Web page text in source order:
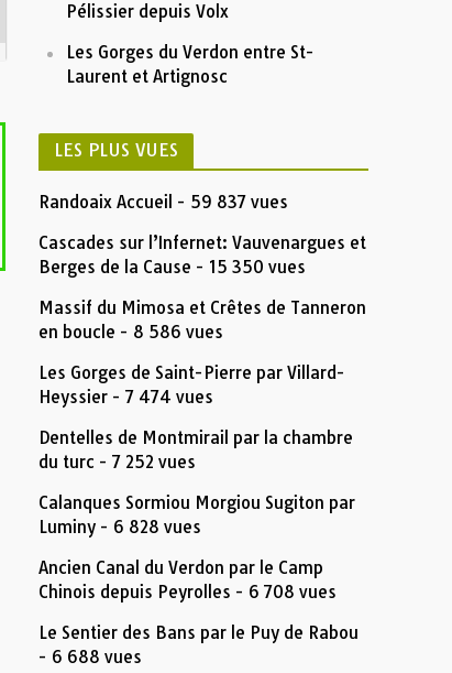
Description
Cirque des Monges
Pélissier depuis Volx
Les Gorges du Verdon entre St-
Laurent et Artignosc
LES PLUS VUES
Randoaix Accueil - 59 837 vues
Cascades sur l’Infernet: Vauvenargues et
Berges de la Cause - 15 350 vues
Massif du Mimosa et Crêtes de Tanneron
en boucle - 8 586 vues
Les Gorges de Saint-Pierre par Villard-
Heyssier - 7 474 vues
Dentelles de Montmirail par la chambre
du turc - 7 252 vues
Calanques Sormiou Morgiou Sugiton par
Luminy - 6 828 vues
Ancien Canal du Verdon par le Camp
Chinois depuis Peyrolles - 6 708 vues
Le Sentier des Bans par le Puy de Rabou
- 6 688 vues